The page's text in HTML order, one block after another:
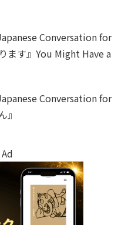
Conversation for
ます』You Might Have a
Conversation for
』